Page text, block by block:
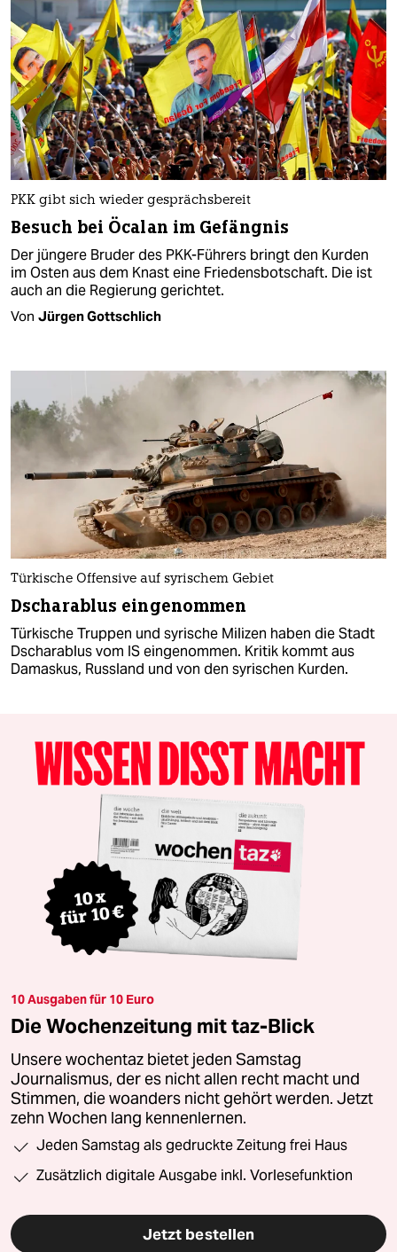
PKK gibt sich wieder gesprächsbereit
Besuch bei Öcalan im Gefängnis
Der jüngere Bruder des PKK-Führers bringt den Kurden
im Osten aus dem Knast eine Friedensbotschaft. Die ist
auch an die Regierung gerichtet.
Von Jürgen Gottschlich
Türkische Offensive auf syrischem Gebiet
Dscharablus eingenommen
Türkische Truppen und syrische Milizen haben die Stadt
Dscharablus vom IS eingenommen. Kritik kommt aus
Damaskus, Russland und von den syrischen Kurden.
10 Ausgaben für 10 Euro
Die Wochenzeitung mit taz-Blick
Unsere wochentaz bietet jeden Samstag
Journalismus, der es nicht allen recht macht und
Stimmen, die woanders nicht gehört werden. Jetzt
zehn Wochen lang kennenlernen.
Jeden Samstag als gedruckte Zeitung frei Haus
Zusätzlich digitale Ausgabe inkl. Vorlesefunktion
Jetzt bestellen